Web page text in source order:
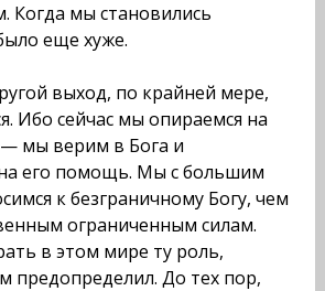
Когда мы становились
еще хуже.
выход, по крайней мере,
Ибо сейчас мы опираемся на
мы верим в Бога и
его помощь. Мы с большим
к безграничному Богу, чем
ограниченным силам.
в этом мире ту роль,
предопределил. До тех пор,